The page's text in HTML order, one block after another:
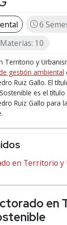
6
Materias: 10
Territorio y
gestión ambiental
Ruiz Gallo. El
es el
Ruiz Gallo para
en Territorio
en